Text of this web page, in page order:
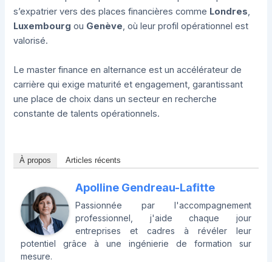
s’expatrier vers des places financières comme Londres,
Luxembourg ou Genève, où leur profil opérationnel est
valorisé.
Le master finance en alternance est un accélérateur de
carrière qui exige maturité et engagement, garantissant
une place de choix dans un secteur en recherche
constante de talents opérationnels.
À propos Articles récents
Apolline Gendreau-Lafitte
Passionnée par l'accompagnement
professionnel, j'aide chaque jour
entreprises et cadres à révéler leur
potentiel grâce à une ingénierie de formation sur
mesure.